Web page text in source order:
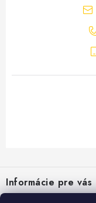
pInformácie pre vás